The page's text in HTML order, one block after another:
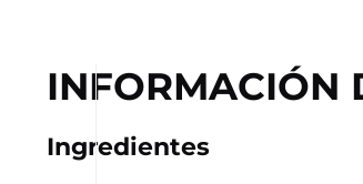
INFORMACIÓN
Ingredientes